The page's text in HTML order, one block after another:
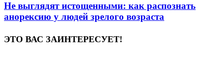
Не выглядят истощенными: как распознать
анорексию у людей зрелого возраста
ЭТО ВАС ЗАИНТЕРЕСУЕТ!